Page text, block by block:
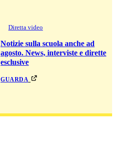
Diretta video
Notizie sulla scuola anche ad
agosto. News, interviste e dirette
esclusive
guarda